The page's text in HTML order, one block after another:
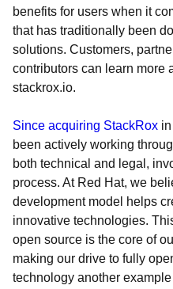
benefits for users when it
that has traditionally been
solutions. Customers,
contributors can learn more
stackrox.io.
Since acquiring StackRox
been actively working
both technical and legal,
process. At Red Hat, we
development model helps
innovative technologies.
open source is the core of
making our drive to fully
technology another